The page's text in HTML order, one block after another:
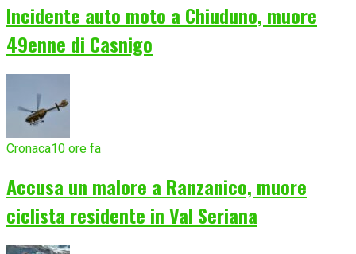
Incidente auto moto a Chiuduno, muore
49enne di Casnigo
Cronaca10 ore fa
Accusa un malore a Ranzanico, muore
ciclista residente in Val Seriana